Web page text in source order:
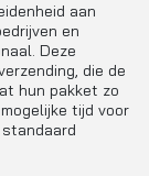
aan
en
Deze
die de
hun pakket zo
tijd voor